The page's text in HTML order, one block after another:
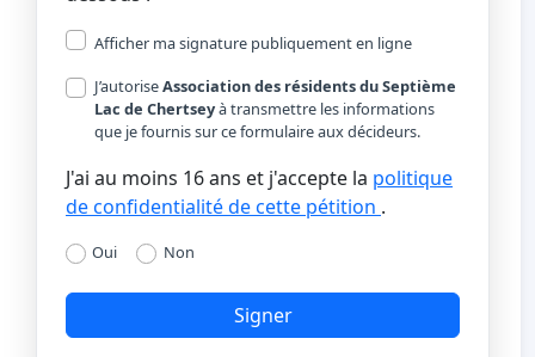
Afficher ma signature publiquement en ligne
J’autoriseAssociation des résidents du Septième
Lac de Chertseyà transmettre les informations
que je fournis sur ce formulaire aux décideurs.
J'ai au moins 16 ans et j'accepte la politique
de confidentialité de cette pétition .
Oui Non
Signer